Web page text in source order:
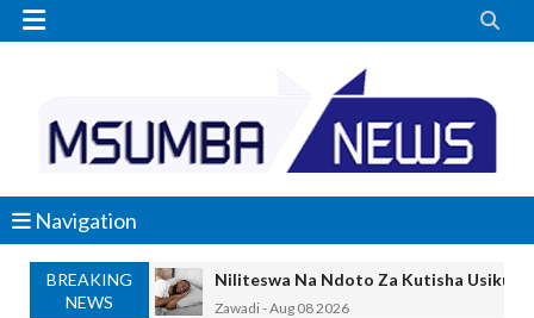
 
Navigation
BREAKING
NEWS
Niliteswa Na Ndoto Za Kutisha Usiku,
Zawadi -Aug 08 2026